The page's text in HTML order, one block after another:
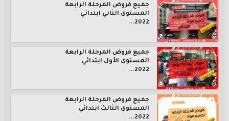
جميع فروض المرحلة الرابعة
المستوى الثاني ابتدائي
2022...
جميع فروض المرحلة الرابعة
المستوى الأول ابتدائي
2022...
جميع فروض المرحلة الرابعة
المستوى الثالث ابتدائي
2022...